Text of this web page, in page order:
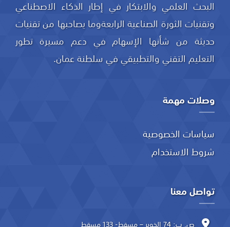
البحث العلمي والابتكار في إطار الذكاء الاصطناعي
وتقنيات الثورة الصناعية الرابعةوما يصاحبها من تقنيات
حديثة من شأنها الإسهام في دعم مسيرة تطور
التعليم التقني والتطبيقي في سلطنة عمان.
وصلات مهمة
سياسات الخصوصية
شروط الاستخدام
تواصل معنا
ص. ب: 74 الخوير – مسقط- 133 مسقط